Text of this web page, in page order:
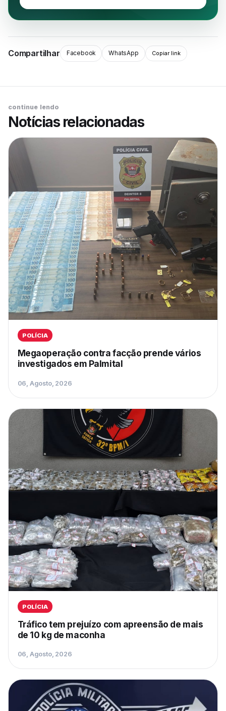
Compartilhar Facebook WhatsApp Copiar link
continue lendo
Notícias relacionadas
POLÍCIA
Megaoperação contra facção prende vários
investigados em Palmital
06, Agosto, 2026
POLÍCIA
Tráfico tem prejuízo com apreensão de mais
de 10 kg de maconha
06, Agosto, 2026